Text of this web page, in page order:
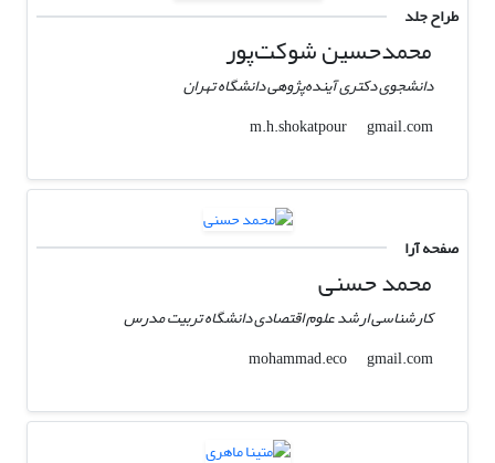
طراح جلد
محمدحسین شوکت‌پور
دانشجوی دکتری آینده‌پژوهی دانشگاه تهران
m.h.shokatpour
gmail.com
صفحه آرا
محمد حسنی
کارشناسی ارشد علوم اقتصادی دانشگاه تربیت مدرس
mohammad.eco
gmail.com